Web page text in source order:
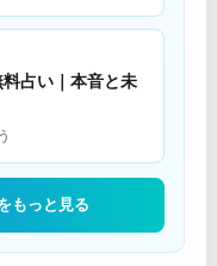
占い｜本音と未
もっと見る